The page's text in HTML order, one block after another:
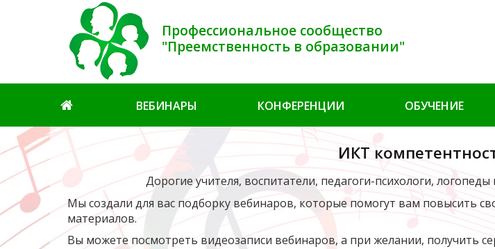
Профессиональное сообщество
"Преемственность в образовании"
ВЕБИНАРЫ КОНФЕРЕНЦИИ ОБУЧЕНИЕ
ИКТ
Дорогие учителя, воспитатели, педагоги-психологи,
Мы создали для вас подборку вебинаров, которые помогут вам повысить
материалов.
Вы можете посмотреть видеозаписи вебинаров, а при желании, получить